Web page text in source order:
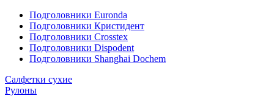
Подголовники Euronda
Подголовники Кристидент
Подголовники Crosstex
Подголовники Dispodent
Подголовники Shanghai Dochem
Салфетки сухие
Рулоны